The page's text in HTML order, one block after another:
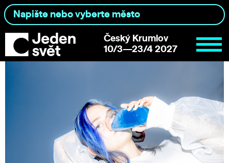
Český Krumlov
10/3—23/4 2027